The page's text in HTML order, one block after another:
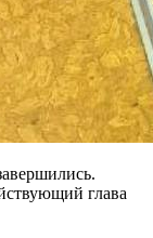
глава